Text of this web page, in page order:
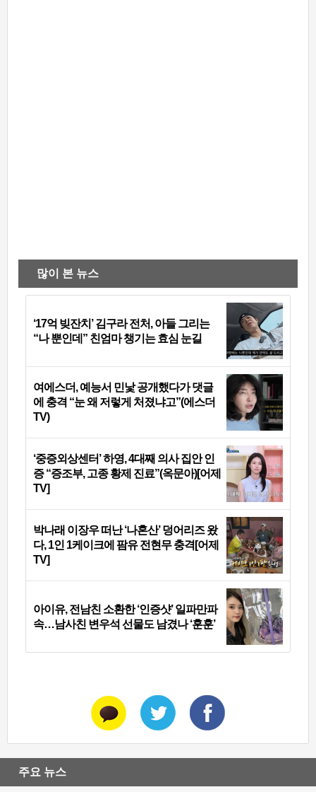
많이 본 뉴스
‘17억 빚잔치’ 김구라 전처, 아들 그리는
“나 뿐인데” 친엄마 챙기는 효심 눈길
여에스더, 예능서 민낯 공개했다가 댓글
에 충격 “눈 왜 저렇게 처졌냐고”(에스더
TV)
‘중증외상센터’ 하영, 4대째 의사 집안 인
증 “증조부, 고종 황제 진료”(옥문아)[어제
TV]
박나래 이장우 떠난 ‘나혼산’ 덩어리즈 왔
다, 1인 1케이크에 팜유 전현무 충격[어제
TV]
아이유, 전남친 소환한 ‘인증샷’ 일파만파
속…남사친 변우석 선물도 남겼나 ‘훈훈’
주요 뉴스